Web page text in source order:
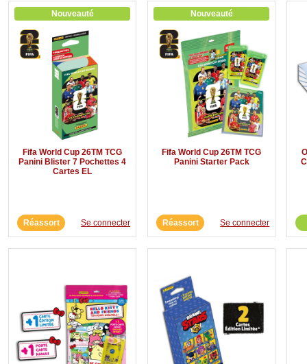
Nouveauté
Fifa World Cup 26TM TCG
Panini Blister 7 Pochettes 4
Cartes EL
Réassort Se connecter
Nouveauté
Fifa World Cup 26TM TCG
Panini Starter Pack
Réassort Se connecter